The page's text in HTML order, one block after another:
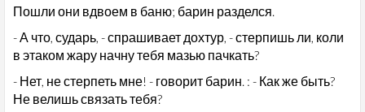
Пошли они вдвоем в баню; барин разделся.
- А что, сударь, - спрашивает дохтур, - стерпишь ли, коли
в этаком жару начну тебя мазью пачкать?
- Нет, не стерпеть мне! - говорит барин. : - Как же быть?
Не велишь связать тебя?